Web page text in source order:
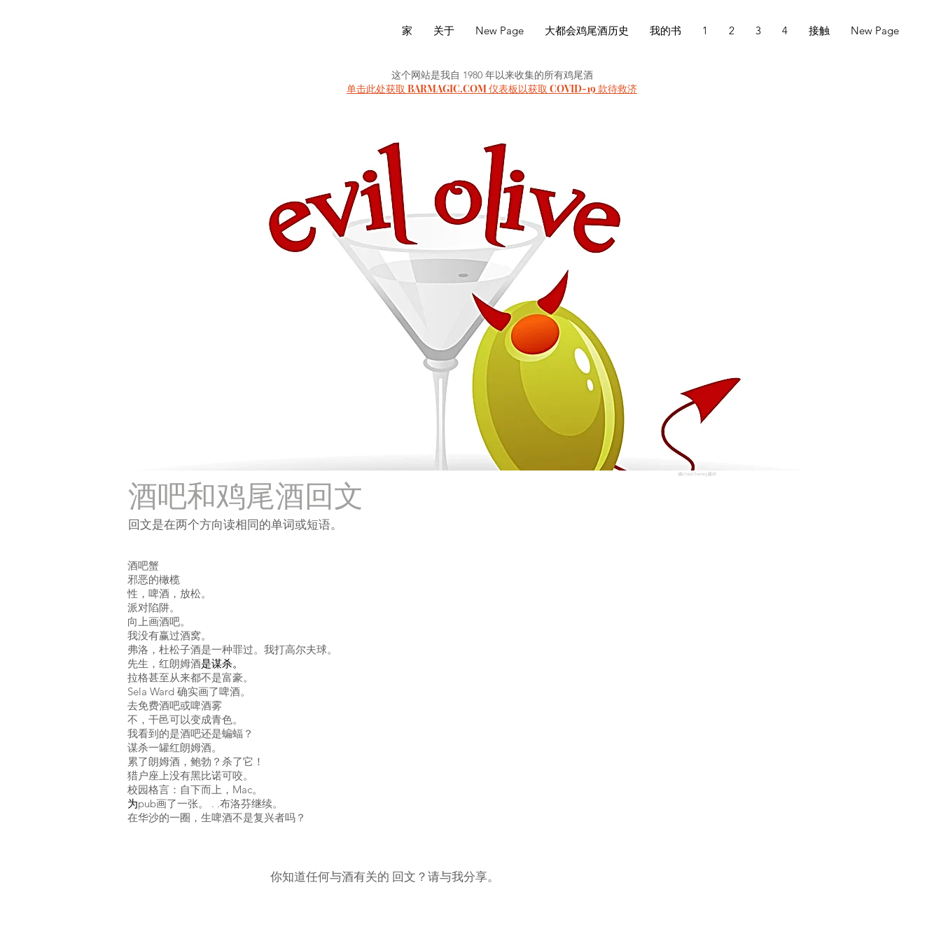
家 关于 New Page 大都会鸡尾酒历史 我的书 1 2 3 4 接触 New Page
这个网站是我自 1980 年以来收集的所有鸡尾酒
单击此处获取 BARMAGIC.COM 仪表板以获取 COVID-19 款待救济
由 Cheryl Charming 设计
酒吧和鸡尾酒回文
回文是在两个方向读相同的单词或短语。
酒吧蟹
邪恶的橄榄
性，啤酒， 放松。
派对陷阱。
向上画酒吧。
我没有赢过酒窝。
弗洛，杜松子酒是一种罪过。我打高尔夫球。
先生， 红朗姆酒是谋杀。
拉格甚至从来都不是富豪。
Sela Ward 确实画了啤酒。
去免费酒吧或啤酒雾
不，干邑可以变成青色。
我看到的是酒吧还是蝙蝠？
谋杀一罐红朗姆酒。
累了朗姆酒，鲍勃？杀了它！
猎户座上没有黑比诺可咬。
校园格言：自下而上，Mac。
为pub画了一张。 . .布洛芬继续。
在华沙的一圈，生啤酒不是复兴者吗？
你知道任何与酒有关的 回文？请与我分享。